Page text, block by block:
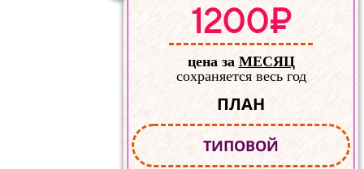
1200₽
цена заМЕСЯЦ
сохраняется весь год
ПЛАН
ТИПОВОЙ